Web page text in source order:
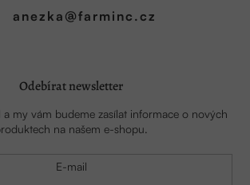
anezka @farminc.cz
Odebírat newsletter
a my vám budeme zasílat informace o nových
na našem e-shopu.
E-mail